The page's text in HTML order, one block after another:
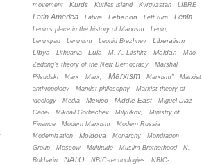
movement
Kurds Kuriles island Kyrgyzstan LIBRE
Latin America Latvia Lebanon Left turn Lenin
Lenin's place in the history of Marxism
Lenin;
Leningrad
Leninism Leonid Brezhnev
Liberalism
Libya
Lithuania Lula M. A. Lifshitz Maidan
Mao
Zedong's theory of the New Democracy
Marshal
Pilsudski
Marx Marx; Marxism Marxism”
Marxist
anthropology
Marxist philosophy
Marxist theory of
ideology
Media Mexico Middle East
Miguel Diaz-
Canel
Mikhail Gorbachev Milyukov;
Ministry of
Finance
Modern Marxism
Modern Russia
Modernization
Moldova Monarchy
Mondragon
Group
Moscow Multitude Muslim Brotherhood
N.
Bukharin
NATO NBIC-technologies
NBIC-